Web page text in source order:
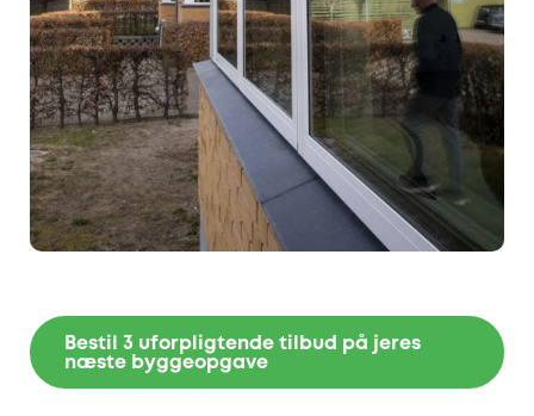
Bestil 3 uforpligtende tilbud på jeres
næste byggeopgave